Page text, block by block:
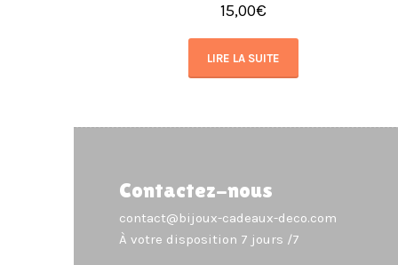
15,00€
LIRE LA SUITE
Contactez-nous
contact@bijoux-cadeaux-deco.com
À votre disposition 7 jours /7